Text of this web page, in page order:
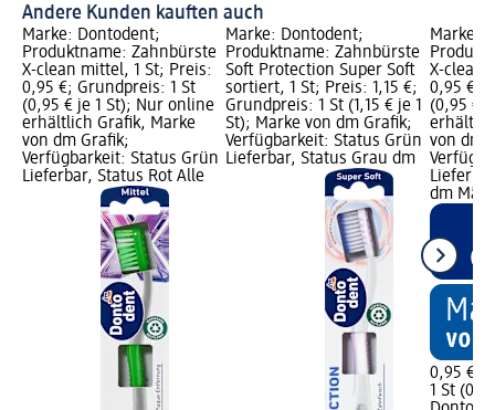
Andere Kunden kauften auch
Marke: Dontodent;
Produktname: Zahnbürste
X-clean mittel, 1 St; Preis:
0,95 €; Grundpreis: 1 St
(0,95 € je 1 St); Nur online
erhältlich Grafik, Marke
von dm Grafik;
Verfügbarkeit: Status Grün
Lieferbar, Status Rot Alle
Marke: Dontodent;
Produktname: Zahnbürste
Soft Protection Super Soft
sortiert, 1 St; Preis: 1,15 €;
Grundpreis: 1 St (1,15 € je 1
St); Marke von dm Grafik;
Verfügbarkeit: Status Grün
Lieferbar, Status Grau dm
Marke:
X-clean
0,95 €;
(0,95 €
von dm
dm
0,95 €
1 St